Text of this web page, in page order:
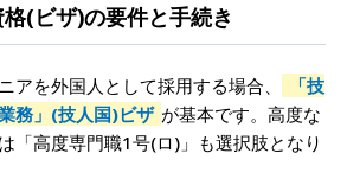
(ビザ)の要件と手続き
アを外国人として採用する場合、
「技
務」(技人国)ビザ が基本です。高度な
「高度専門職1号(ロ)」も選択肢となり